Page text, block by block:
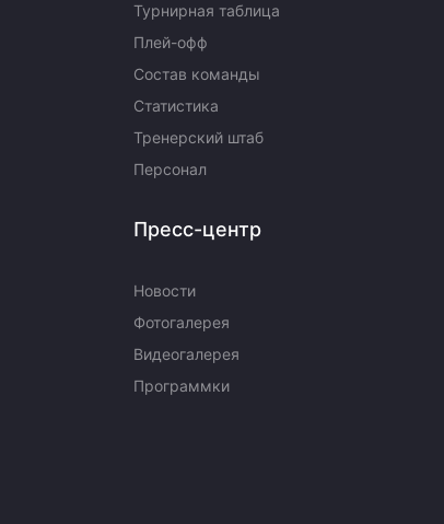
Турнирная таблица
Плей-офф
Состав команды
Статистика
Тренерский штаб
Персонал
Пресс-центр
Новости
Фотогалерея
Видеогалерея
Программки